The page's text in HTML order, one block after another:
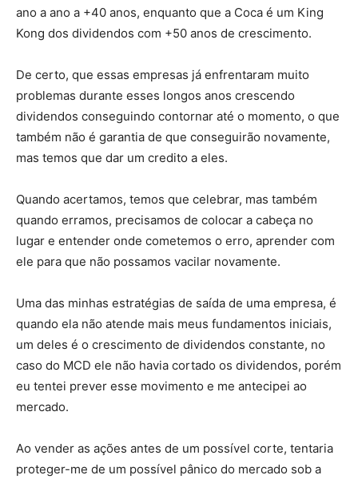
ano a ano a +40 anos, enquanto que a Coca é um King
Kong dos dividendos com +50 anos de crescimento.
De certo, que essas empresas já enfrentaram muito
problemas durante esses longos anos crescendo
dividendos conseguindo contornar até o momento, o que
também não é garantia de que conseguirão novamente,
mas temos que dar um credito a eles.
Quando acertamos, temos que celebrar, mas também
quando erramos, precisamos de colocar a cabeça no
lugar e entender onde cometemos o erro, aprender com
ele para que não possamos vacilar novamente.
Uma das minhas estratégias de saída de uma empresa, é
quando ela não atende mais meus fundamentos iniciais,
um deles é o crescimento de dividendos constante, no
caso do MCD ele não havia cortado os dividendos, porém
eu tentei prever esse movimento e me antecipei ao
mercado.
Ao vender as ações antes de um possível corte, tentaria
proteger-me de um possível pânico do mercado sob a